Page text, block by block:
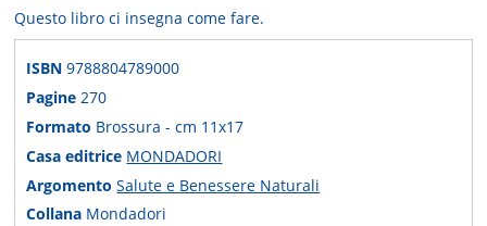
Questo libro ci insegna come fare.
ISBN9788804789000
Pagine270
Formato Brossura - cm 11x17
Casa editrice MONDADORI
ArgomentoSalute e Benessere Naturali
Collana Mondadori